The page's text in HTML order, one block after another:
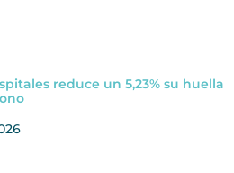
reduce un 5,23% su huella